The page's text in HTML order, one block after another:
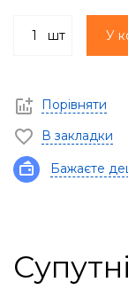
шт У
Порівняти
В закладки
Бажаєте